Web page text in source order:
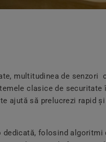
multitudinea de senzori
clasice de securitate
ajută să prelucrezi rapid
folosind algoritmi